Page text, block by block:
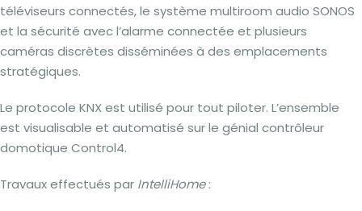
téléviseurs connectés, le système multiroom audio SONOS
et la sécurité avec l’alarme connectée et plusieurs
caméras discrètes disséminées à des emplacements
stratégiques.
Le protocole KNX est utilisé pour tout piloter. L’ensemble
est visualisable et automatisé sur le génial contrôleur
domotique Control4.
Travaux effectués par IntelliHome: